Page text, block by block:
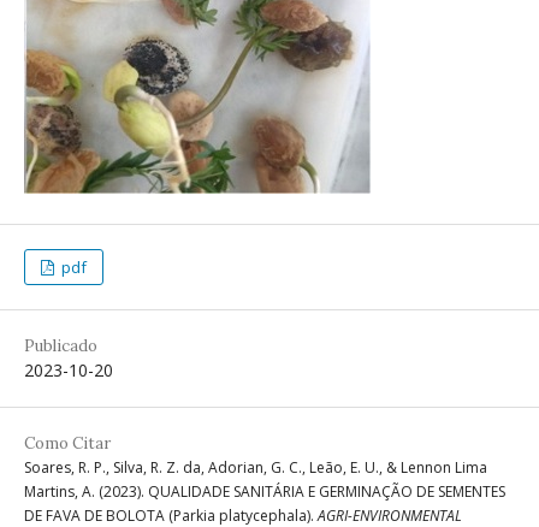
pdf
Publicado
2023-10-20
Como Citar
Soares, R. P., Silva, R. Z. da, Adorian, G. C., Leão, E. U., & Lennon Lima
Martins, A. (2023). QUALIDADE SANITÁRIA E GERMINAÇÃO DE SEMENTES
DE FAVA DE BOLOTA (Parkia platycephala).AGRI-ENVIRONMENTAL